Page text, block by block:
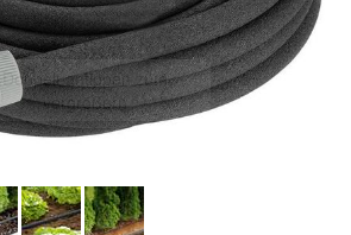
Doppelt antippen zum
vergrößern